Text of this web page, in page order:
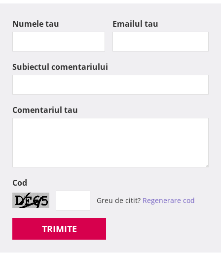
Numele tau Emailul tau
Subiectul comentariului
Comentariul tau
Cod
Greu de citit? Regenerare cod
TRIMITE